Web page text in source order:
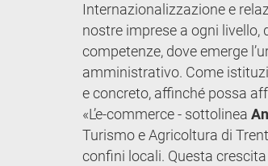
Internazionalizzazione e
nostre imprese a ogni
competenze, dove emerge
amministrativo. Come
e concreto, affinché possa
«L’e-commerce - sottolinea
Turismo e Agricoltura di
confini locali. Questa